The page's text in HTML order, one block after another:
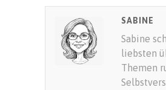
SUBMIT RATING
SABINE
Sabine
liebsten
Themen